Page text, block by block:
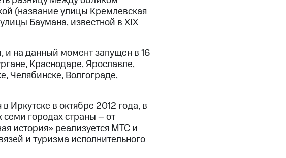
(название улицы Кремлевская
Баумана, известной в XIX
и на данный момент запущен в 16
Краснодаре, Ярославле,
Челябинске, Волгограде,
Иркутске в октябре 2012 года, в
городах страны – от
история» реализуется МТС и
и туризма исполнительного